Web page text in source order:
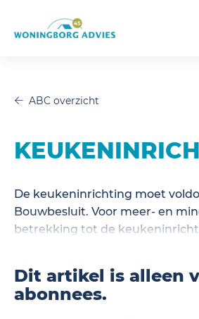
ABC overzicht
De keukeninrichting moet
Bouwbesluit. Voor meer- en
betrekking tot de
Dit artikel is alleen
abonnees.